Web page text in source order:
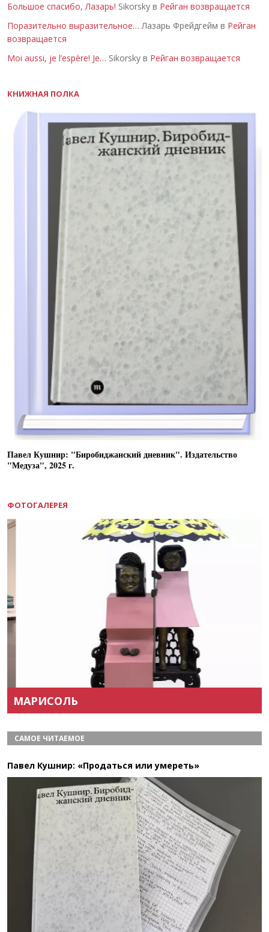
Большое спасибо, Лазарь! Sikorsky в Рейган возвращается
Поразительно выразительное… Лазарь Фрейдгейм в Рейган
возвращается
Moi aussi, je l’espère! Je… Sikorsky в Рейган возвращается
КНИЖНАЯ ПОЛКА
Павел Кушнир: "Биробиджанский дневник". Издательство
"Медуза", 2025 г.
ФОТОГАЛЕРЕЯ
МАРИСОЛЬ
САМОЕ ЧИТАЕМОЕ
Павел Кушнир: «Продаться или умереть»